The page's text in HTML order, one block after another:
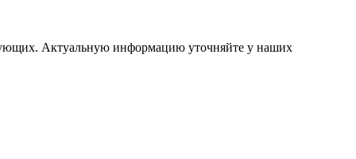
Актуальную информацию уточняйте у наших